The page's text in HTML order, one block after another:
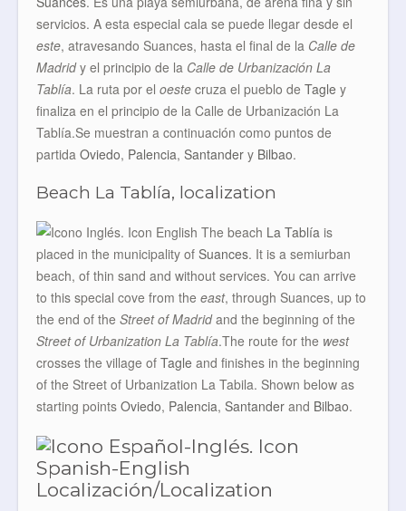
servicios. A esta especial cala se puede llegar desde el
este, atravesando Suances, hasta el final de la Calle de
Madridy el principio de la Calle de Urbanización La
Tablía. La ruta por el oeste cruza el pueblo de Tagle y
finaliza en el principio de la Calle de Urbanización La
Tablía.Se muestran a continuación como puntos de
partida Oviedo, Palencia, Santander y Bilbao.
Beach La Tablía, localization
The beach La Tablía is
placed in the municipality of Suances. It is a semiurban
beach, of thin sand and without services. You can arrive
to this special cove from the east, through Suances, up to
the end of the Street of Madridand the beginning of the
Street of Urbanization La Tablía.The route for the west
crosses the village of Tagle and finishes in the beginning
of the Street of Urbanization La Tabila. Shown below as
starting points Oviedo, Palencia, Santander and Bilbao.
Localización/Localization